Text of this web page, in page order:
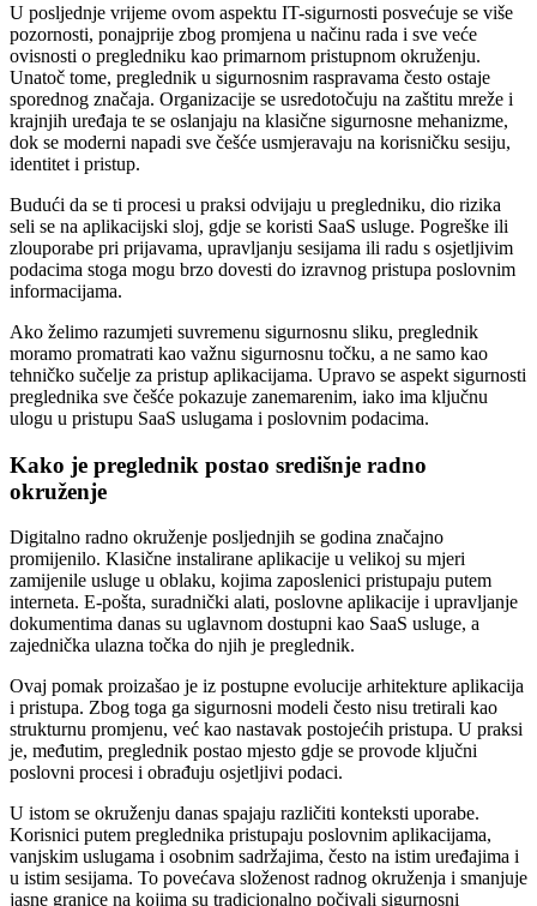
U posljednje vrijeme ovom aspektu IT-sigurnosti posvećuje se više
pozornosti, ponajprije zbog promjena u načinu rada i sve veće
ovisnosti o pregledniku kao primarnom pristupnom okruženju.
Unatoč tome, preglednik u sigurnosnim raspravama često ostaje
sporednog značaja. Organizacije se usredotočuju na zaštitu mreže i
krajnjih uređaja te se oslanjaju na klasične sigurnosne mehanizme,
dok se moderni napadi sve češće usmjeravaju na korisničku sesiju,
identitet i pristup.
Budući da se ti procesi u praksi odvijaju u pregledniku, dio rizika
seli se na aplikacijski sloj, gdje se koristi SaaS usluge. Pogreške ili
zlouporabe pri prijavama, upravljanju sesijama ili radu s osjetljivim
podacima stoga mogu brzo dovesti do izravnog pristupa poslovnim
informacijama.
Ako želimo razumjeti suvremenu sigurnosnu sliku, preglednik
moramo promatrati kao važnu sigurnosnu točku, a ne samo kao
tehničko sučelje za pristup aplikacijama. Upravo se aspekt sigurnosti
preglednika sve češće pokazuje zanemarenim, iako ima ključnu
ulogu u pristupu SaaS uslugama i poslovnim podacima.
Kako je preglednik postao središnje radno
okruženje
Digitalno radno okruženje posljednjih se godina značajno
promijenilo. Klasične instalirane aplikacije u velikoj su mjeri
zamijenile usluge u oblaku, kojima zaposlenici pristupaju putem
interneta. E-pošta, suradnički alati, poslovne aplikacije i upravljanje
dokumentima danas su uglavnom dostupni kao SaaS usluge, a
zajednička ulazna točka do njih je preglednik.
Ovaj pomak proizašao je iz postupne evolucije arhitekture aplikacija
i pristupa. Zbog toga ga sigurnosni modeli često nisu tretirali kao
strukturnu promjenu, već kao nastavak postojećih pristupa. U praksi
je, međutim, preglednik postao mjesto gdje se provode ključni
poslovni procesi i obrađuju osjetljivi podaci.
U istom se okruženju danas spajaju različiti konteksti uporabe.
Korisnici putem preglednika pristupaju poslovnim aplikacijama,
vanjskim uslugama i osobnim sadržajima, često na istim uređajima i
u istim sesijama. To povećava složenost radnog okruženja i smanjuje
jasne granice na kojima su tradicionalno počivali sigurnosni